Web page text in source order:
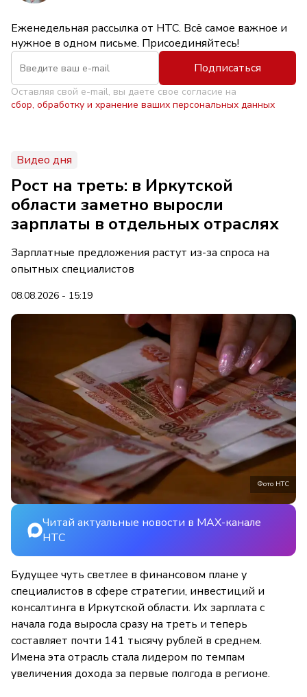
Еженедельная рассылка от НТС. Всё самое важное и
нужное в одном письме. Присоединяйтесь!
Подписаться
Оставляя свой e-mail, вы даете свое согласие на
сбор, обработку и хранение ваших персональных данных
Видео дня
Рост на треть: в Иркутской
области заметно выросли
зарплаты в отдельных отраслях
Зарплатные предложения растут из-за спроса на
опытных специалистов
08.08.2026 - 15:19
Фото НТС
Читай актуальные новости в MAX-канале
НТС
Будущее чуть светлее в финансовом плане у
специалистов в сфере стратегии, инвестиций и
консалтинга в Иркутской области. Их зарплата с
начала года выросла сразу на треть и теперь
составляет почти 141 тысячу рублей в среднем.
Имена эта отрасль стала лидером по темпам
увеличения дохода за первые полгода в регионе.